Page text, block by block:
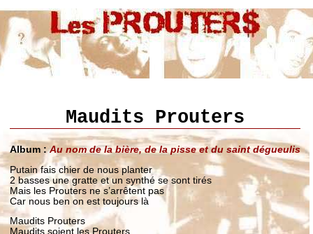
Maudits Prouters
Album :Au nom de la bière, de la pisse et du saint dégueulis
Putain fais chier de nous planter
2 basses une gratte et un synthé se sont tirés
Mais les Prouters ne s’arrêtent pas
Car nous ben on est toujours là
Maudits Prouters
Maudits soient les Prouters